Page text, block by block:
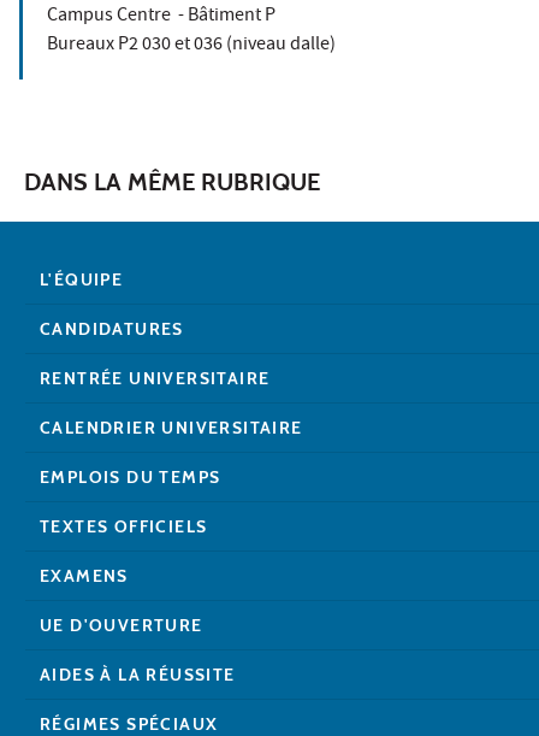
Campus Centre - Bâtiment P
Bureaux P2 030 et 036 (niveau dalle)
DANS LA MÊME RUBRIQUE
L'ÉQUIPE
CANDIDATURES
RENTRÉE UNIVERSITAIRE
CALENDRIER UNIVERSITAIRE
EMPLOIS DU TEMPS
TEXTES OFFICIELS
EXAMENS
UE D'OUVERTURE
AIDES À LA RÉUSSITE
RÉGIMES SPÉCIAUX